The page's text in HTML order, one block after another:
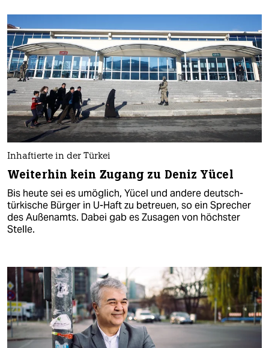
Inhaftierte in der Türkei
Weiterhin kein Zugang zu Deniz Yücel
Bis heute sei es umöglich, Yücel und andere deutsch-
türkische Bürger in U-Haft zu betreuen, so ein Sprecher
des Außenamts. Dabei gab es Zusagen von höchster
Stelle.